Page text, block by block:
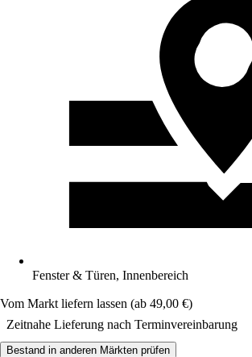
Fenster & Türen, Innenbereich
Vom Markt liefern lassen (ab 49,00 €)
Zeitnahe Lieferung nach Terminvereinbarung
Bestand in anderen Märkten prüfen